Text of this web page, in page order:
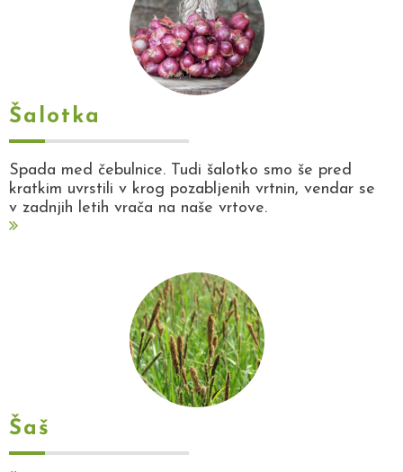
Šalotka
Spada med čebulnice. Tudi šalotko smo še pred
kratkim uvrstili v krog pozabljenih vrtnin, vendar se
v zadnjih letih vrača na naše vrtove.
Šaš